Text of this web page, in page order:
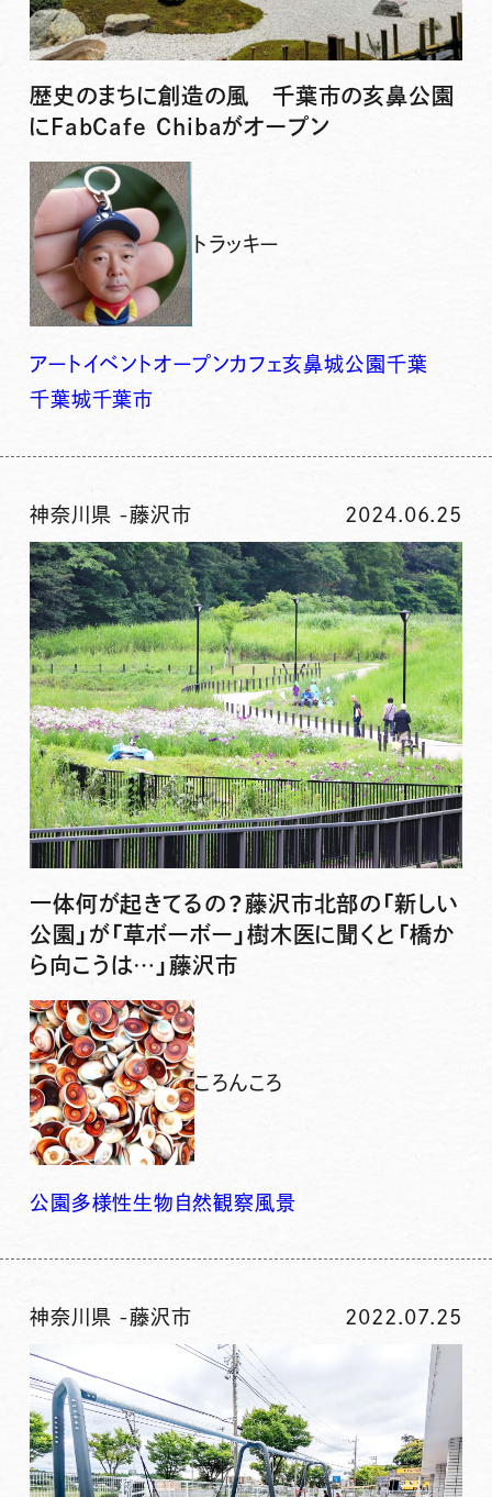
歴史のまちに創造の風 千葉市の亥鼻公園
にFabCafe Chibaがオープン
トラッキー
アート イベントオープンカフェ亥鼻城公園 千葉
千葉城千葉市
神奈川県 -藤沢市 2024.06.25
一体何が起きてるの？藤沢市北部の「新しい
公園」が「草ボーボー」樹木医に聞くと「橋か
ら向こうは…」藤沢市
ころんころ
公園 多様性生物 自然観察 風景
神奈川県 -藤沢市 2022.07.25